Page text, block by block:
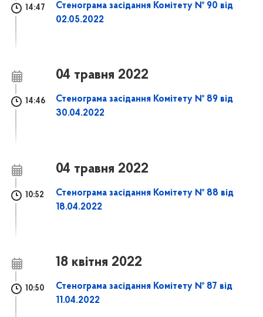
14:47
Стенограма засідання Комітету № 90 від
02.05.2022
04 травня 2022
14:46
Стенограма засідання Комітету № 89 від
30.04.2022
04 травня 2022
10:52
Стенограма засідання Комітету № 88 від
18.04.2022
18 квітня 2022
10:50
Стенограма засідання Комітету № 87 від
11.04.2022